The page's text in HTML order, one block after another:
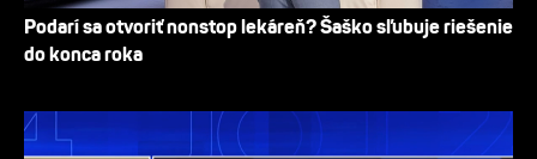
Podarí sa otvoriť nonstop lekáreň? Šaško sľubuje riešenie
do konca roka